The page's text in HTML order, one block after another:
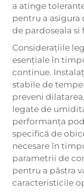
a atinge
pentru a
de pardoseala si
Considerațiile
esențiale în
continue.
stabile de
preveni
legate de
performanța
specifică de
necesare în
parametrii de
pentru a păstra
caracteristicile